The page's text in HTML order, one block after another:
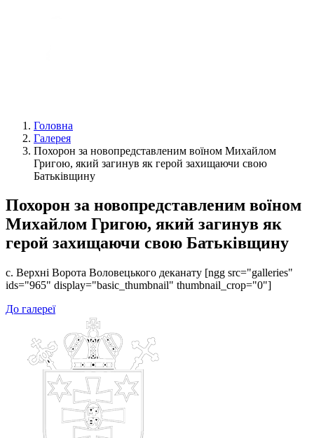
Головна
Галерея
Похорон за новопредставленим воїном Михайлом
Григою, який загинув як герой захищаючи свою
Батьківщину
Похорон за новопредставленим воїном
Михайлом Григою, який загинув як
герой захищаючи свою Батьківщину
с. Верхні Ворота Воловецького деканату [ngg src="galleries"
ids="965" display="basic_thumbnail" thumbnail_crop="0"]
До галереї